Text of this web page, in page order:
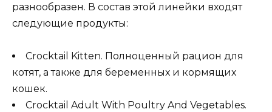
разнообразен. В состав этой линейки входят
следующие продукты:
Crocktail Kitten. Полноценный рацион для
котят, а также для беременных и кормящих
кошек.
Crocktail Adult With Poultry And Vegetables.